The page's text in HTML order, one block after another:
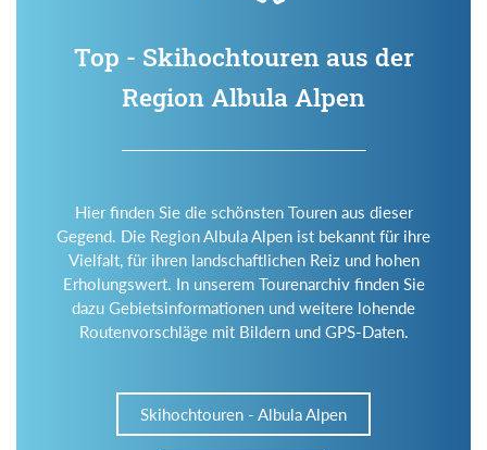
Top - Skihochtouren aus der
Region Albula Alpen
Hier finden Sie die schönsten Touren aus dieser
Gegend. Die Region Albula Alpen ist bekannt für ihre
Vielfalt, für ihren landschaftlichen Reiz und hohen
Erholungswert. In unserem Tourenarchiv finden Sie
dazu Gebietsinformationen und weitere lohende
Routenvorschläge mit Bildern und GPS-Daten.
Skihochtouren - Albula Alpen